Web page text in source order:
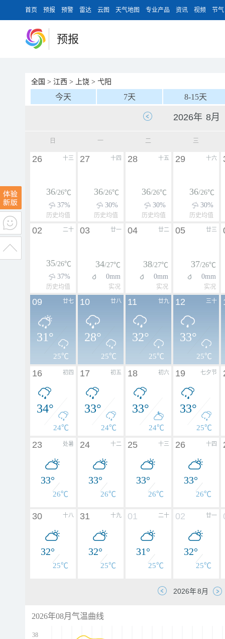
首页 预报 预警 雷达 云图 天气地图 专业产品 资讯 视频 节气
预报
全国 > 江西 > 上饶 > 弋阳
今天 7天 8-15天
日 一 二 三
十三
26
36/26℃
37%
历史均值
十四
27
36/26℃
30%
历史均值
十五
28
36/26℃
30%
历史均值
十六
29
36/26℃
30%
历史均值
二十
02
35/26℃
37%
历史均值
廿一
03
34/27℃
0mm
实况
廿二
04
38/27℃
0mm
实况
廿三
05
37/26℃
0mm
实况
廿七
09
31°
25℃
廿八
10
28°
25℃
廿九
11
32°
25℃
三十
12
33°
25℃
初四
16
34°
24℃
初五
17
33°
24℃
初六
18
33°
24℃
七夕节
19
33°
25℃
处暑
23
33°
26℃
十二
24
33°
26℃
十三
25
33°
26℃
十四
26
33°
26℃
十八
30
32°
25℃
十九
31
32°
25℃
二十
01
31°
25℃
廿一
02
32°
25℃
2026年08月气温曲线
38